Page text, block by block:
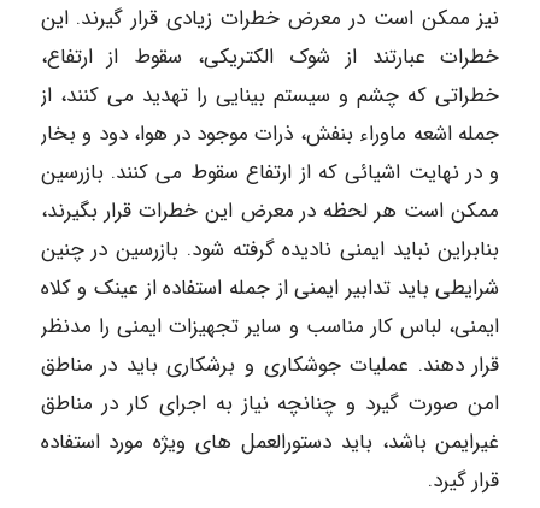
نیز ممکن است در معرض خطرات زیادی قرار گیرند. این
خطرات عبارتند از شوک الکتریکی، سقوط از ارتفاع،
خطراتی که چشم و سیستم بینایی را تهدید می کنند، از
جمله اشعه ماوراء بنفش، ذرات موجود در هوا، دود و بخار
و در نهایت اشیائی که از ارتفاع سقوط می کنند. بازرسین
ممکن است هر لحظه در معرض این خطرات قرار بگیرند،
بنابراین نباید ایمنی نادیده گرفته شود. بازرسین در چنین
شرایطی باید تدابیر ایمنی از جمله استفاده از عینک و کلاه
ایمنی، لباس کار مناسب و سایر تجهیزات ایمنی را مدنظر
قرار دهند. عملیات جوشکاری و برشکاری باید در مناطق
امن صورت گیرد و چنانچه نیاز به اجرای کار در مناطق
غیرایمن باشد، باید دستورالعمل های ویژه مورد استفاده
قرار گیرد.